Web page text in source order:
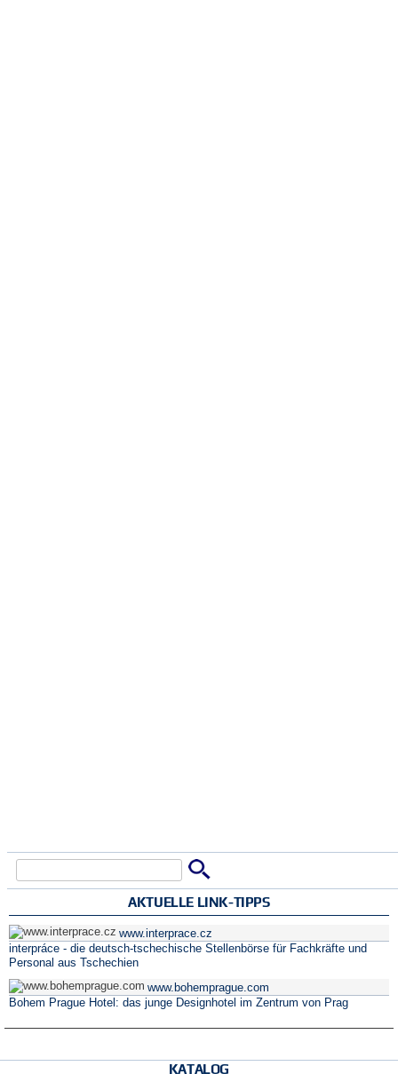
Suchformular
AKTUELLE LINK-TIPPS
www.interprace.cz
interpráce - die deutsch-tschechische Stellenbörse für Fachkräfte und
Personal aus Tschechien
www.bohemprague.com
Bohem Prague Hotel: das junge Designhotel im Zentrum von Prag
KATALOG